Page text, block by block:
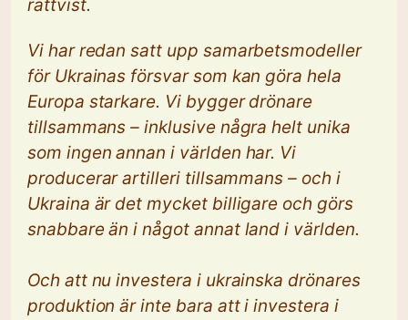
rättvist.
Vi har redan satt upp samarbetsmodeller
för Ukrainas försvar som kan göra hela
Europa starkare. Vi bygger drönare
tillsammans – inklusive några helt unika
som ingen annan i världen har. Vi
producerar artilleri tillsammans – och i
Ukraina är det mycket billigare och görs
snabbare än i något annat land i världen.
Och att nu investera i ukrainska drönares
produktion är inte bara att i investera i